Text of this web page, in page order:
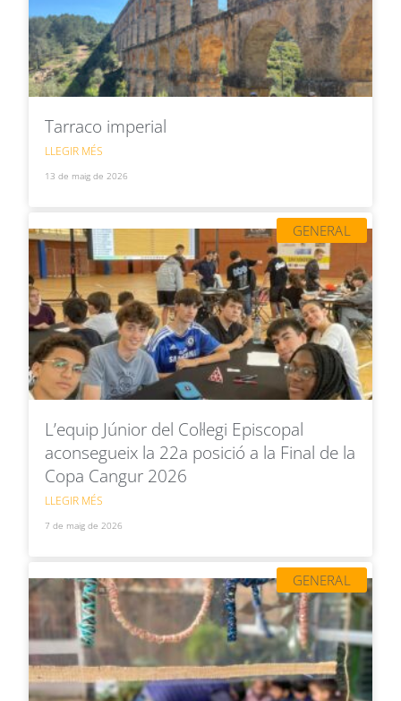
Tarraco imperial
LLEGIR MÉS
13 de maig de 2026
GENERAL
L’equip Júnior del Col·legi Episcopal
aconsegueix la 22a posició a la Final de la
Copa Cangur 2026
LLEGIR MÉS
7 de maig de 2026
GENERAL